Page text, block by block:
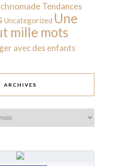
Tendances
Uncategorized Une
mille mots
avec des enfants
ARCHIVES